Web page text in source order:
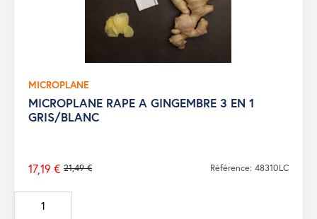
MICROPLANE
MICROPLANE RAPE A GINGEMBRE 3 EN 1
GRIS/BLANC
Prix
de
base
21,49 €
17,19 € Référence: 48310LC